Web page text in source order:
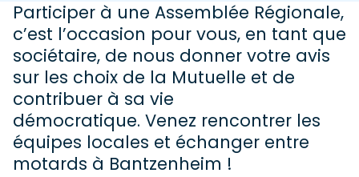
Participer à une Assemblée Régionale,
c’est l’occasion pour vous, en tant que
sociétaire, de nous donner votre avis
sur les choix de la Mutuelle et de
contribuer à sa vie
démocratique. Venez rencontrer les
équipes locales et échanger entre
motards à Bantzenheim !